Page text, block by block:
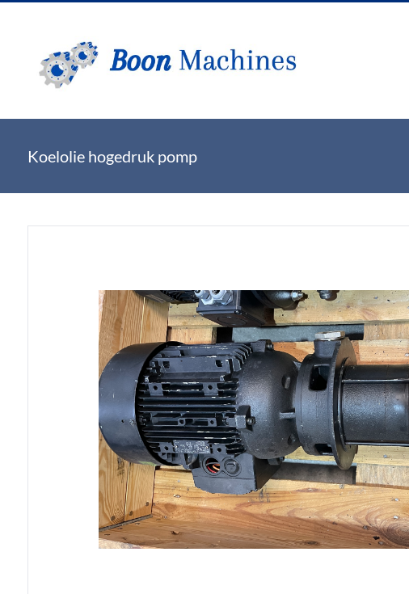
Koelolie hogedruk pomp